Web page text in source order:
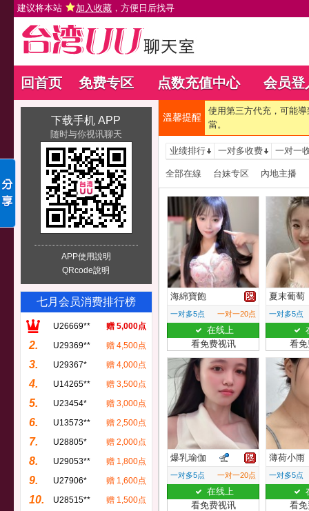
建议将本站 加入收藏 ，方便日后找寻
回首页 免费专区 点数充值中心 会员登
下载手机 APP
随时与你视讯聊天
APP使用說明
QRcode說明
七月会员消费排行榜
U26669** 赠 5,000点
2. U29369** 赠 4,500点
3. U29367* 赠 4,000点
4. U14265** 赠 3,500点
5. U23454* 赠 3,000点
6. U13573** 赠 2,500点
7. U28805* 赠 2,000点
8. U29053** 赠 1,800点
9. U27906* 赠 1,600点
10. U28515** 赠 1,500点
溫馨提醒
使用第三方代充，可能
當。
业绩排行 一对多收费 一对一
全部在線 台妹专区 內地主播
海綿寶飽
一对多5点 一对一20点
在线上
看免费视讯
夏末葡萄
一对多5点
看
爆乳瑜伽
一对多5点 一对一20点
在线上
看免费视讯
薄荷小雨
一对多5点
看